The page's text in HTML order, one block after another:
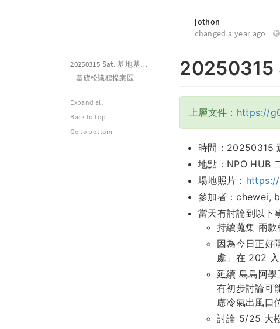
jothon
changed a year ago
20250315
上層文件： https://
時間：20250315
地點：NPO HUB
場地照片： https://
參加者：chewei,
當天有討論到以下
持續蒐集 兩
因為今日正好
處」在 202
延續 島島阿學
有初步討論可
慮冷氣出風口
討論 5/25 大
20250315 Sat. 基地基礎松
基礎松議程提案區
Expand all
Back to top
Go to bottom